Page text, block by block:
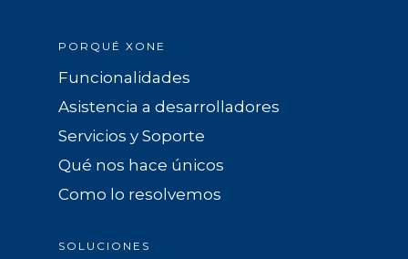
PORQUÉ XONE
Funcionalidades
Asistencia a desarrolladores
Servicios y Soporte
Qué nos hace únicos
Como lo resolvemos
SOLUCIONES